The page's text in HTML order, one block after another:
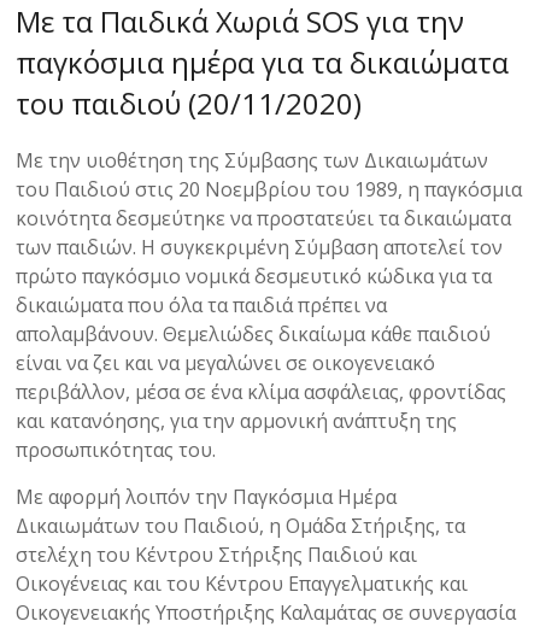
Με τα Παιδικά Χωριά SOS για την
παγκόσμια ημέρα για τα δικαιώματα
του παιδιού (20/11/2020)
Με την υιοθέτηση της Σύμβασης των Δικαιωμάτων
του Παιδιού στις 20 Νοεμβρίου του 1989, η παγκόσμια
κοινότητα δεσμεύτηκε να προστατεύει τα δικαιώματα
των παιδιών. Η συγκεκριμένη Σύμβαση αποτελεί τον
πρώτο παγκόσμιο νομικά δεσμευτικό κώδικα για τα
δικαιώματα που όλα τα παιδιά πρέπει να
απολαμβάνουν. Θεμελιώδες δικαίωμα κάθε παιδιού
είναι να ζει και να μεγαλώνει σε οικογενειακό
περιβάλλον, μέσα σε ένα κλίμα ασφάλειας, φροντίδας
και κατανόησης, για την αρμονική ανάπτυξη της
προσωπικότητας του.
Με αφορμή λοιπόν την Παγκόσμια Ημέρα
Δικαιωμάτων του Παιδιού, η Ομάδα Στήριξης, τα
στελέχη του Κέντρου Στήριξης Παιδιού και
Οικογένειας και του Κέντρου Επαγγελματικής και
Οικογενειακής Υποστήριξης Καλαμάτας σε συνεργασία